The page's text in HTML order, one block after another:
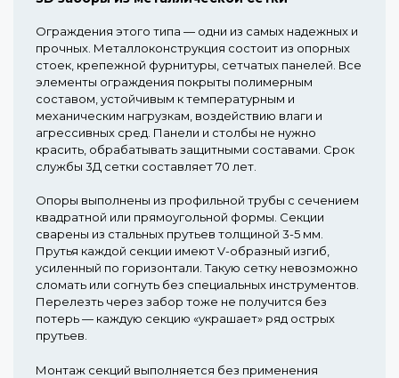
Ограждения этого типа — одни из самых надежных и
прочных. Металлоконструкция состоит из опорных
стоек, крепежной фурнитуры, сетчатых панелей. Все
элементы ограждения покрыты полимерным
составом, устойчивым к температурным и
механическим нагрузкам, воздействию влаги и
агрессивных сред. Панели и столбы не нужно
красить, обрабатывать защитными составами. Срок
службы 3Д сетки составляет 70 лет.
Опоры выполнены из профильной трубы с сечением
квадратной или прямоугольной формы. Секции
сварены из стальных прутьев толщиной 3-5 мм.
Прутья каждой секции имеют V-образный изгиб,
усиленный по горизонтали. Такую сетку невозможно
сломать или согнуть без специальных инструментов.
Перелезть через забор тоже не получится без
потерь — каждую секцию «украшает» ряд острых
прутьев.
Монтаж секций выполняется без применения